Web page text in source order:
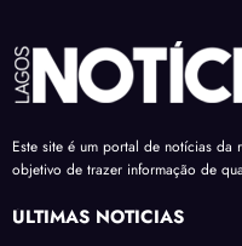
Este site é um portal de notícias da
objetivo de trazer informação de
ÚLTIMAS NOTÍCIAS